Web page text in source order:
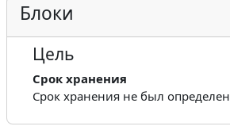
Блоки
Цель
Срок хранения
Срок хранения не был определен